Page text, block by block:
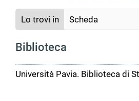
documento
Lo trovi in Scheda
Biblioteca
Università Pavia. Biblioteca di